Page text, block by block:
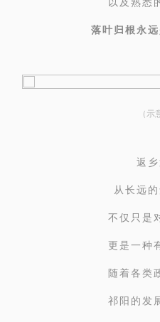
落叶归根永
（示
返
从长远
不仅只是
更是一种
随着各类
祁阳的发